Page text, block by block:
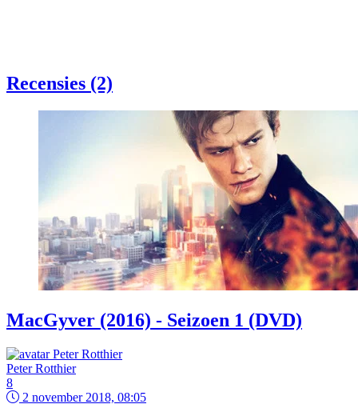
Recensies (2)
MacGyver (2016) - Seizoen 1 (DVD)
Peter Rotthier
8
2 november 2018, 08:05